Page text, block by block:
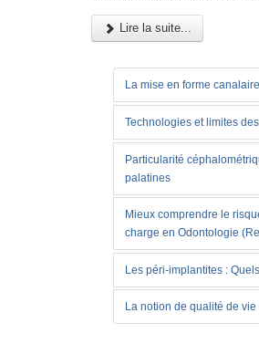
Lire la suite...
La mise en forme
Technologies et limites
Particularité
palatines
Mieux comprendre le
charge en Odontologie
Les péri-implantites :
La notion de qualité de